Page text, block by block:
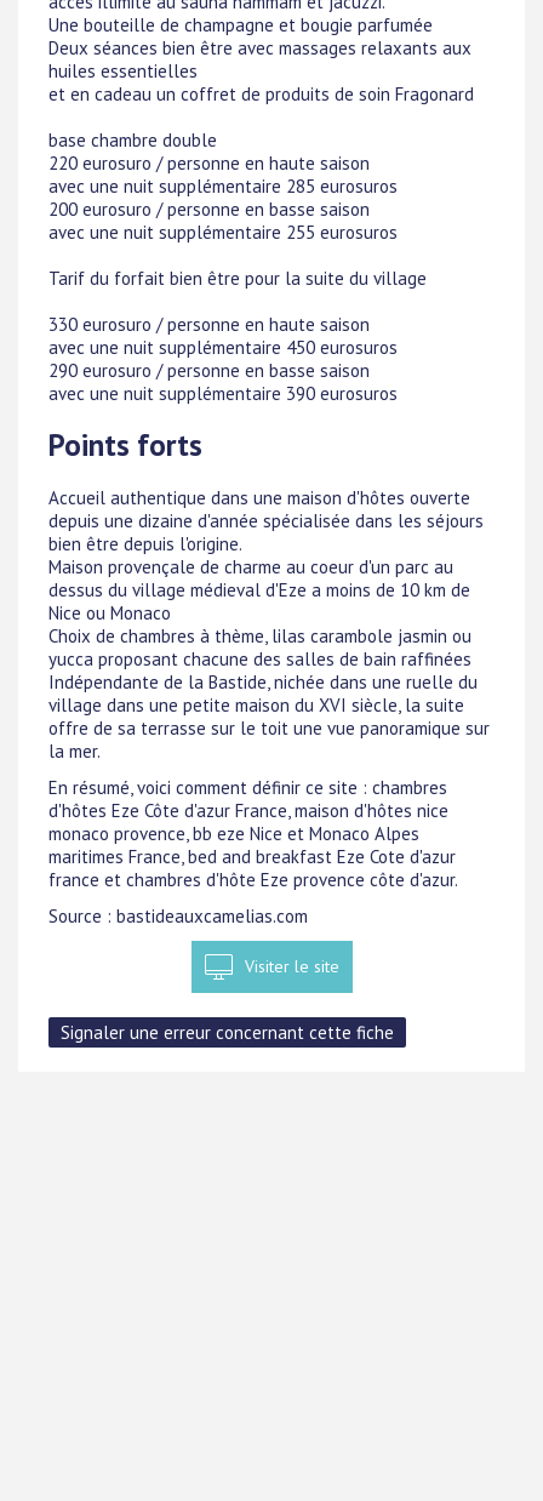
Une bouteille de champagne et bougie parfumée
Deux séances bien être avec massages relaxants aux
huiles essentielles
et en cadeau un coffret de produits de soin Fragonard
base chambre double
220 eurosuro / personne en haute saison
avec une nuit supplémentaire 285 eurosuros
200 eurosuro / personne en basse saison
avec une nuit supplémentaire 255 eurosuros
Tarif du forfait bien être pour la suite du village
330 eurosuro / personne en haute saison
avec une nuit supplémentaire 450 eurosuros
290 eurosuro / personne en basse saison
avec une nuit supplémentaire 390 eurosuros
Points forts
Accueil authentique dans une maison d'hôtes ouverte
depuis une dizaine d'année spécialisée dans les séjours
bien être depuis l'origine.
Maison provençale de charme au coeur d'un parc au
dessus du village médieval d'Eze a moins de 10 km de
Nice ou Monaco
Choix de chambres à thème, lilas carambole jasmin ou
yucca proposant chacune des salles de bain raffinées
Indépendante de la Bastide, nichée dans une ruelle du
village dans une petite maison du XVI siècle, la suite
offre de sa terrasse sur le toit une vue panoramique sur
la mer.
En résumé, voici comment définir ce site : chambres
d'hôtes Eze Côte d'azur France, maison d'hôtes nice
monaco provence, bb eze Nice et Monaco Alpes
maritimes France, bed and breakfast Eze Cote d'azur
france et chambres d'hôte Eze provence côte d'azur.
Source : bastideauxcamelias.com
Visiter le site